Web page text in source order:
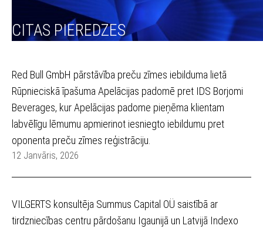
CITAS PIEREDZES
Red Bull GmbH pārstāvība preču zīmes iebilduma lietā
Rūpnieciskā īpašuma Apelācijas padomē pret IDS Borjomi
Beverages, kur Apelācijas padome pieņēma klientam
labvēlīgu lēmumu apmierinot iesniegto iebildumu pret
oponenta preču zīmes reģistrāciju.
12 Janvāris, 2026
VILGERTS konsultēja Summus Capital OÜ saistībā ar
tirdzniecības centru pārdošanu Igaunijā un Latvijā Indexo